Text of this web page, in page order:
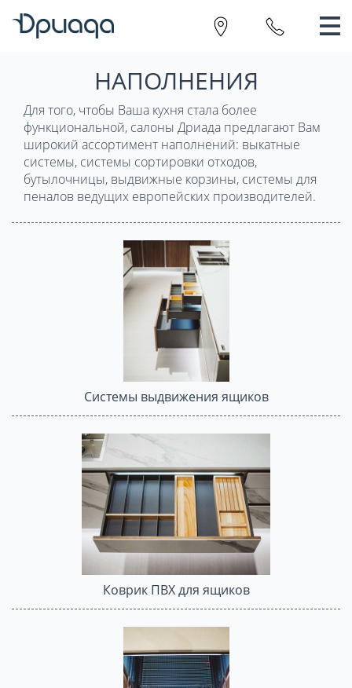
НАПОЛНЕНИЯ
Для того, чтобы Ваша кухня стала более
функциональной, салоны Дриада предлагают Вам
широкий ассортимент наполнений: выкатные
системы, системы сортировки отходов,
бутылочницы, выдвижные корзины, системы для
пеналов ведущих европейских производителей.
Системы выдвижения ящиков
Коврик ПВХ для ящиков